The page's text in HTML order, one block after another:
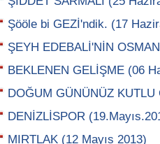
Şööle bi GEZİ'ndik. (17
ŞEYH EDEBALİ'NİN
BEKLENEN GELİŞME (06
DOĞUM GÜNÜNÜZ KUTLU
DENİZLİSPOR
MIRTLAK (12 Mayıs 2013)